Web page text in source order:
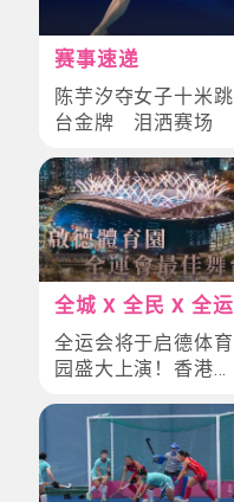
赛事速递
陈芋汐夺女子十米跳
台金牌 泪洒赛场
全城 X 全民 X 全运
全运会将于启德体育
园盛大上演！香港最
民运动新时代！